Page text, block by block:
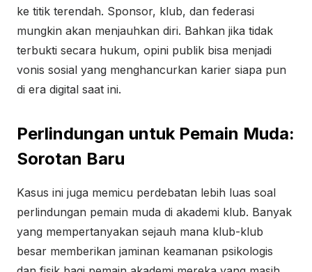
ke titik terendah. Sponsor, klub, dan federasi
mungkin akan menjauhkan diri. Bahkan jika tidak
terbukti secara hukum, opini publik bisa menjadi
vonis sosial yang menghancurkan karier siapa pun
di era digital saat ini.
Perlindungan untuk Pemain Muda:
Sorotan Baru
Kasus ini juga memicu perdebatan lebih luas soal
perlindungan pemain muda di akademi klub. Banyak
yang mempertanyakan sejauh mana klub-klub
besar memberikan jaminan keamanan psikologis